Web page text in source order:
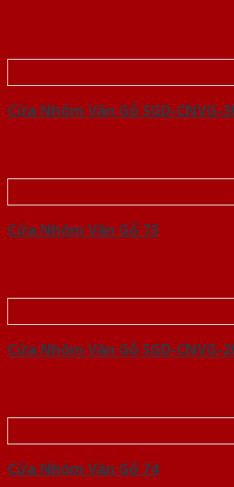
Cửa Nhôm Vân Gỗ SGD-CNVG-
Cửa Nhôm Vân Gỗ 73
Cửa Nhôm Vân Gỗ SGD-CNVG-
Cửa Nhôm Vân Gỗ 74